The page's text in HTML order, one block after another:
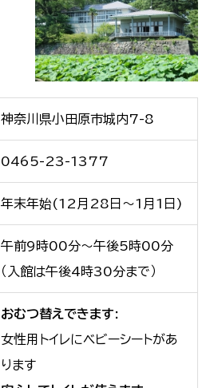
神奈川県小田原市城内7-8
0465-23-1377
年末年始(12月28日〜1月1日)
午前9時00分〜午後5時00分
（入館は午後4時30分まで）
おむつ替えできます:
女性用トイレにベビーシートがあ
ります